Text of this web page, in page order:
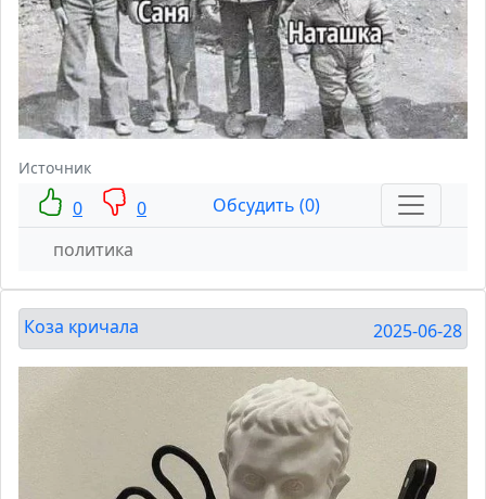
Источник
0 0
Обсудить (0)
политика
Коза кричала 2025-06-28